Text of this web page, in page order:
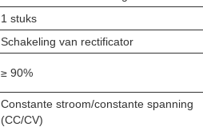
1 stuks
Schakeling van rectificator
≥ 90%
Constante stroom/constante spanning
(CC/CV)